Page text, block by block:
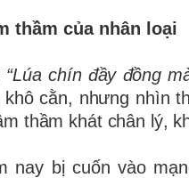
thầm của nhân loại
“Lúa chín đầy đồng
khô cằn, nhưng nhìn
thầm khát chân lý,
nay bị cuốn vào